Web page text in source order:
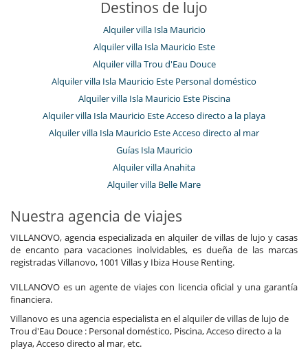
Destinos de lujo
Alquiler villa Isla Mauricio
Alquiler villa Isla Mauricio Este
Alquiler villa Trou d'Eau Douce
Alquiler villa Isla Mauricio Este Personal doméstico
Alquiler villa Isla Mauricio Este Piscina
Alquiler villa Isla Mauricio Este Acceso directo a la playa
Alquiler villa Isla Mauricio Este Acceso directo al mar
Guías Isla Mauricio
Alquiler villa Anahita
Alquiler villa Belle Mare
Nuestra agencia de viajes
VILLANOVO, agencia especializada en alquiler de villas de lujo y casas
de encanto para vacaciones inolvidables, es dueña de las marcas
registradas Villanovo, 1001 Villas y Ibiza House Renting.
VILLANOVO es un agente de viajes con licencia oficial y una garantía
financiera.
Villanovo es una agencia especialista en el alquiler de villas de lujo de
Trou d'Eau Douce : Personal doméstico, Piscina, Acceso directo a la
playa, Acceso directo al mar, etc.